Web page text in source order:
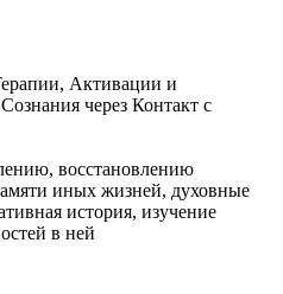
Активации и
через Контакт с
восстановлению
иных жизней, духовные
история, изучение
в ней